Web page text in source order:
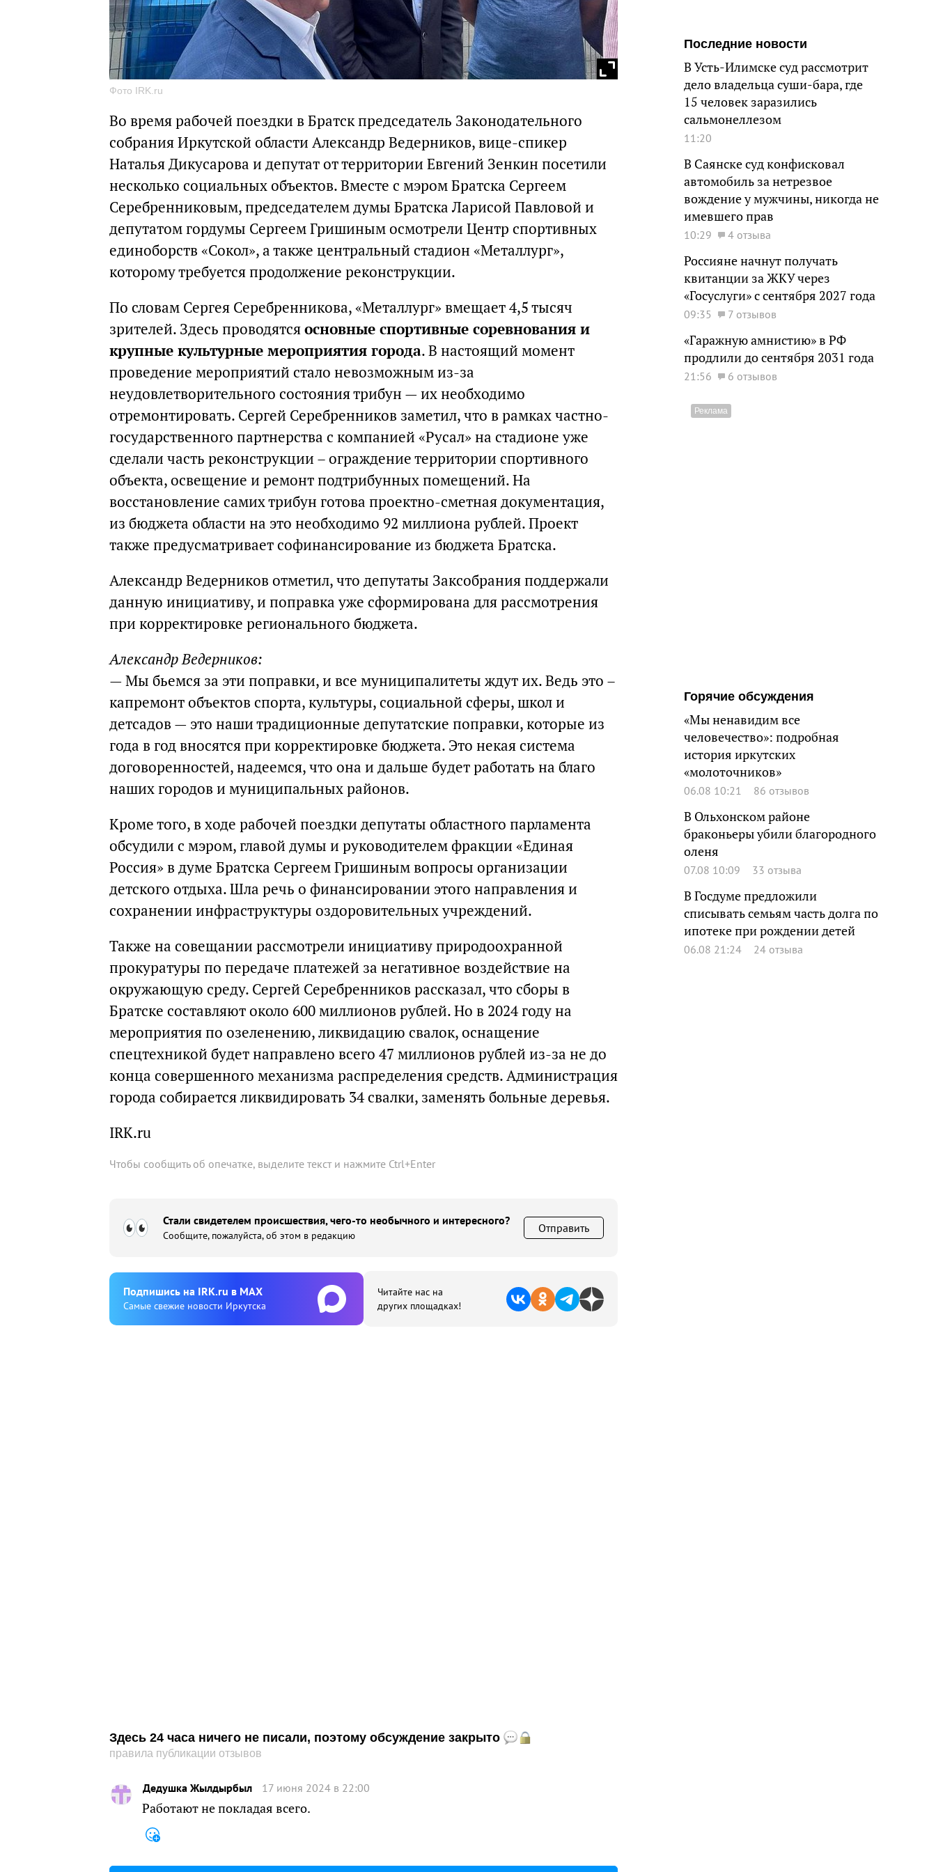
Фото IRK.ru
Во время рабочей поездки в Братск председатель Законодательного
собрания Иркутской области Александр Ведерников, вице-спикер
Наталья Дикусарова и депутат от территории Евгений Зенкин посетили
несколько социальных объектов. Вместе с мэром Братска Сергеем
Серебренниковым, председателем думы Братска Ларисой Павловой и
депутатом гордумы Сергеем Гришиным осмотрели Центр спортивных
единоборств «Сокол», а также центральный стадион «Металлург»,
которому требуется продолжение реконструкции.
По словам Сергея Серебренникова, «Металлург» вмещает 4,5 тысяч
зрителей. Здесь проводятсяосновные спортивные соревнования и
крупные культурные мероприятия города. В настоящий момент
проведение мероприятий стало невозможным из-за
неудовлетворительного состояния трибун — их необходимо
отремонтировать. Сергей Серебренников заметил, что в рамках частно-
государственного партнерства с компанией «Русал» на стадионе уже
сделали часть реконструкции – ограждение территории спортивного
объекта, освещение и ремонт подтрибунных помещений. На
восстановление самих трибун готова проектно-сметная документация,
из бюджета области на это необходимо 92 миллиона рублей. Проект
также предусматривает софинансирование из бюджета Братска.
Александр Ведерников отметил, что депутаты Заксобрания поддержали
данную инициативу, и поправка уже сформирована для рассмотрения
при корректировке регионального бюджета.
Александр Ведерников:
— Мы бьемся за эти поправки, и все муниципалитеты ждут их. Ведь это –
капремонт объектов спорта, культуры, социальной сферы, школ и
детсадов — это наши традиционные депутатские поправки, которые из
года в год вносятся при корректировке бюджета. Это некая система
договоренностей, надеемся, что она и дальше будет работать на благо
наших городов и муниципальных районов.
Кроме того, в ходе рабочей поездки депутаты областного парламента
обсудили с мэром, главой думы и руководителем фракции «Единая
Россия» в думе Братска Сергеем Гришиным вопросы организации
детского отдыха. Шла речь о финансировании этого направления и
сохранении инфраструктуры оздоровительных учреждений.
Также на совещании рассмотрели инициативу природоохранной
прокуратуры по передаче платежей за негативное воздействие на
окружающую среду. Сергей Серебренников рассказал, что сборы в
Братске составляют около 600 миллионов рублей. Но в 2024 году на
мероприятия по озеленению, ликвидацию свалок, оснащение
спецтехникой будет направлено всего 47 миллионов рублей из-за не до
конца совершенного механизма распределения средств. Администрация
города собирается ликвидировать 34 свалки, заменять больные деревья.
IRK.ru
Чтобы сообщить об опечатке, выделите текст и нажмите Ctrl+Enter
Стали свидетелем происшествия, чего-то необычного и интересного?
Сообщите, пожалуйста, об этом в редакцию
Отправить
Подпишиcь на IRK.ru в MAX
Cамые свежие новости Иркутска
Читайте нас на
других площадках!
Здесь 24 часа ничего не писали, поэтому обсуждение закрыто
правила публикации отзывов
Дедушка Жылдырбыл 17 июня 2024 в 22:00
Работают не покладая всего.
Последние новости
В Усть-Илимске суд рассмотрит
дело владельца суши-бара, где
15 человек заразились
сальмонеллезом
11:20
В Саянске суд конфисковал
автомобиль за нетрезвое
вождение у мужчины, никогда не
имевшего прав
10:29 4 отзыва
Россияне начнут получать
квитанции за ЖКУ через
«Госуслуги» с сентября 2027 года
09:35 7 отзывов
«Гаражную амнистию» в РФ
продлили до сентября 2031 года
21:56 6 отзывов
Горячие обсуждения
«Мы ненавидим все
человечество»: подробная
история иркутских
«молоточников»
06.08 10:21 86 отзывов
В Ольхонском районе
браконьеры убили благородного
оленя
07.08 10:09 33 отзыва
В Госдуме предложили
списывать семьям часть долга по
ипотеке при рождении детей
06.08 21:24 24 отзыва